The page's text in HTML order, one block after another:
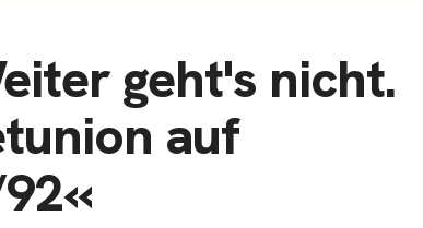
geht's nicht.
auf